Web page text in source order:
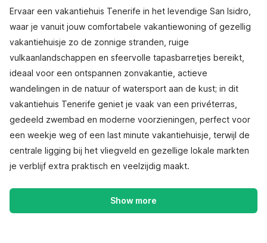
Ervaar een vakantiehuis Tenerife in het levendige San Isidro,
waar je vanuit jouw comfortabele vakantiewoning of gezellig
vakantiehuisje zo de zonnige stranden, ruige
vulkaanlandschappen en sfeervolle tapasbarretjes bereikt,
ideaal voor een ontspannen zonvakantie, actieve
wandelingen in de natuur of watersport aan de kust; in dit
vakantiehuis Tenerife geniet je vaak van een privéterras,
gedeeld zwembad en moderne voorzieningen, perfect voor
een weekje weg of een last minute vakantiehuisje, terwijl de
centrale ligging bij het vliegveld en gezellige lokale markten
je verblijf extra praktisch en veelzijdig maakt.
Show more